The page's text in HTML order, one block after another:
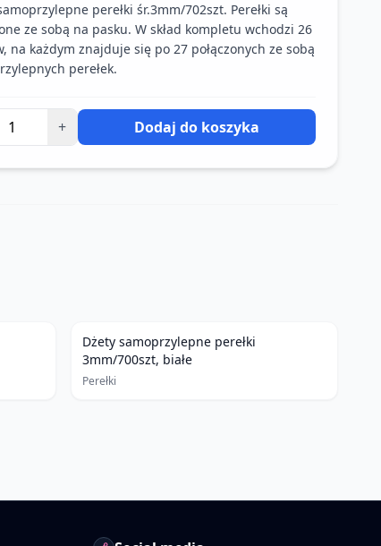
perełki śr.3mm/702szt. Perełki są
ze sobą na pasku. W skład kompletu wchodzi 26
na każdym znajduje się po 27 połączonych ze sobą
perełek.
+ Dodaj do koszyka
Dżety samoprzylepne perełki
3mm/700szt, białe
Perełki